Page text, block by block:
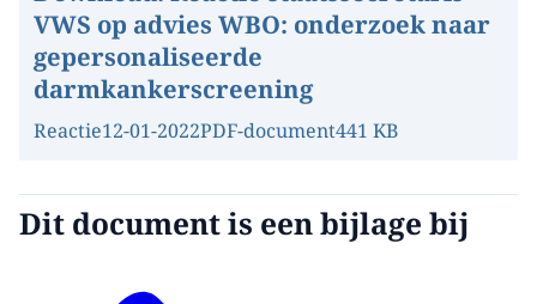
VWS op advies WBO: onderzoek naar
gepersonaliseerde
darmkankerscreening
Reactie12-01-2022PDF-document441 KB
Dit document is een bijlage bij